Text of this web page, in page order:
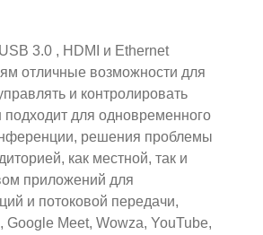
3.0 , HDMI и Ethernet
отличные возможности для
и контролировать
подходит для одновременного
решения проблемы
как местной, так и
приложений для
и потоковой передачи,
Meet, Wowza, YouTube,